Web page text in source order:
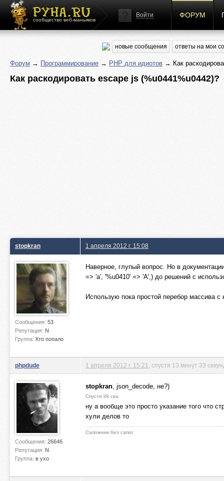
сообщество веб-маньяков
Войти ФОРУМ
новые сообщения ответы на мои
Форум → Программирование → PHP для идиотов → Как
Как раскодировать escape js (%u0441%u0442)?
stopkran
Сообщения: 53
Репутация: N
Группа: Кто попало
1 апреля 2012 г. 15:08
Наверное, глупый вопрос. Но в
=> 'а', '%u0410' => 'А',) до решений с
Использую пока простой перебор массива
phpdude
Сообщения: 26646
Репутация: N
Группа: в ухо
1 апреля 2012 г. 15:21 , спустя 13 минут 33
stopkran, json_decode, не?)
Спустя 39 сек.
ну а вообще это просто указание того что
хули делов то
Сапожник без сапог